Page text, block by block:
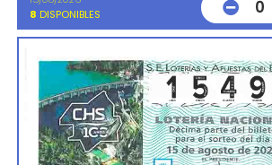
8 DISPONIBLES 0